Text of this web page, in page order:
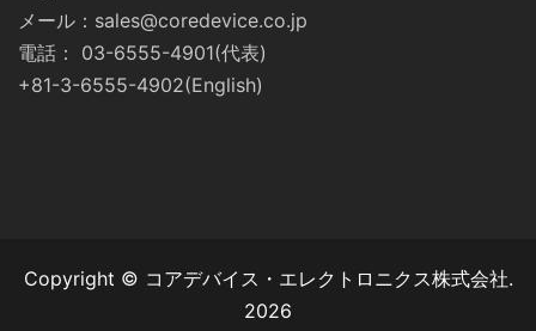
メール：sales@coredevice.co.jp
電話： 03-6555-4901(代表)
+81-3-6555-4902(English)
Copyright © コアデバイス・エレクトロニクス株式会社.
2026